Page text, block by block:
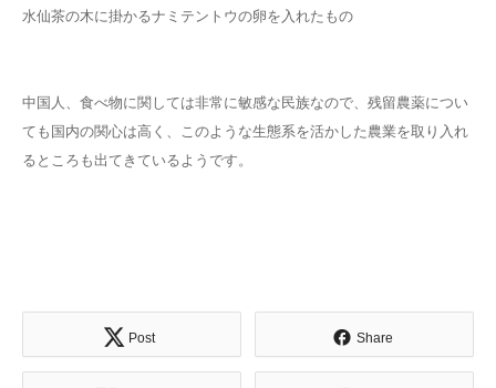
水仙茶の木に掛かるナミテントウの卵を入れたもの
中国人、食べ物に関しては非常に敏感な民族なので、残留農薬につい
ても国内の関心は高く、このような生態系を活かした農業を取り入れ
るところも出てきているようです。
Post Share